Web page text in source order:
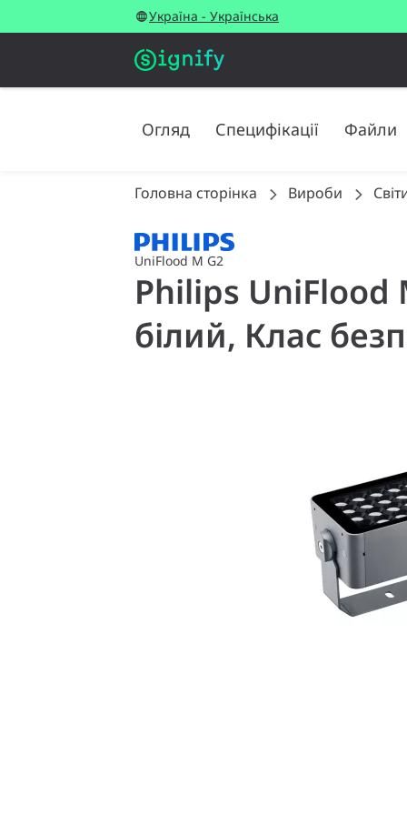
Україна - Українська
Огляд Специфікації Файли
Головна сторінка Вироби
UniFlood M G2
Philips UniFlood
білий, Клас